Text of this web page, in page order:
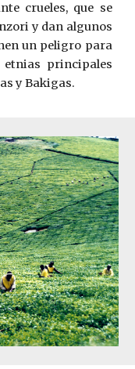
crueles, que se
y dan algunos
un peligro para
principales
y Bakigas.